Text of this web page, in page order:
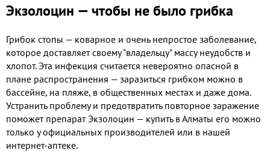
Экзолоцин — чтобы не было грибка
Грибок стопы — коварное и очень непростое заболевание,
которое доставляет своему "владельцу" массу неудобств и
хлопот. Эта инфекция считается невероятно опасной в
плане распространения — заразиться грибком можно в
бассейне, на пляже, в общественных местах и даже дома.
Устранить проблему и предотвратить повторное заражение
поможет препарат Экзолоцин — купить в Алматы его можно
только у официальных производителей или в нашей
интернет-аптеке.